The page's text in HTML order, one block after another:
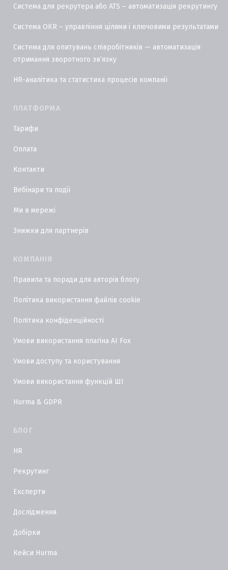
Система для рекрутера або ATS – автоматизація рекрутингу
Система OKR – управління цілями і ключовими результатами
Система для опитувань співробітників — автоматизація
отримання зворотного звʼязку
HR-аналітика та статистика процесів компанії
ПЛАТФОРМА
Тарифи
Оплата
Контакти
Вебінари та події
Ми в мережі
Знижки для партнерів
КОМПАНІЯ
Правила та поради для авторів блогу
Політика використання файлів cookie
Політика конфіденційності
Умови використання плагіна AI Fox
Умови доступу та користування
Умови використання функцій ШІ
Hurma & GDPR
БЛОГ
HR
Рекрутинг
Експерти
Дослідження
Добірки
Кейси Hurma